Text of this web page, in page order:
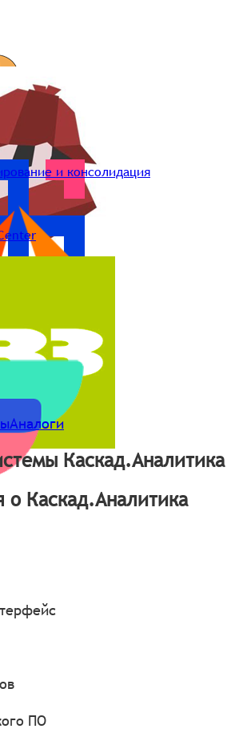
и консолидация
Аналоги
Каскад.Аналитика
Каскад.Аналитика
ПО